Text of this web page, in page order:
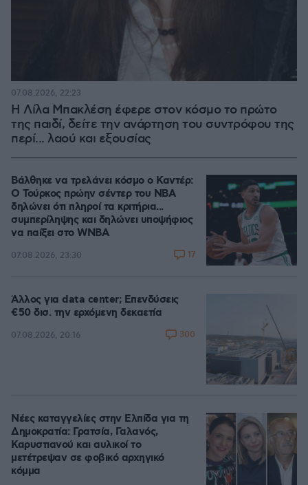
Η Λίλα Μπακλέση έφερε στον κόσμο το πρώτο
της παιδί, δείτε την ανάρτηση του συντρόφου της
περί... λαού και εξουσίας
07.08.2026, 22:23
Βάλθηκε να τρελάνει κόσμο ο Καντέρ:
Ο Τούρκος πρώην σέντερ του NBA
δηλώνει ότι πληροί τα κριτήρια...
συμπερίληψης και δηλώνει υποψήφιος
να παίξει στο WNBA
07.08.2026, 23:30 17
Άλλος για data center; Επενδύσεις
€50 δισ. την ερχόμενη δεκαετία
07.08.2026, 20:16 300
Νέες καταγγελίες στην Ελπίδα για τη
Δημοκρατία: Γρατσία, Γαλανός,
Καρυστιανού και αυλικοί το
μετέτρεψαν σε φοβικό αρχηγικό
κόμμα